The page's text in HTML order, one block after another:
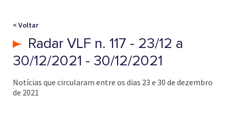
< Voltar
Radar VLF n. 117 - 23/12 a
30/12/2021 - 30/12/2021
Notícias que circularam entre os dias 23 e 30 de dezembro
de 2021